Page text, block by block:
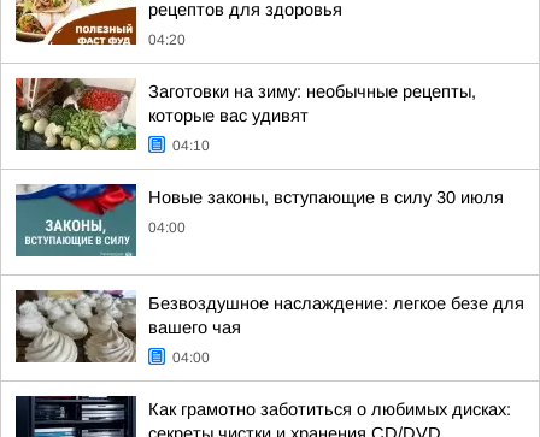
рецептов для здоровья
04:20
Заготовки на зиму: необычные рецепты,
которые вас удивят
04:10
Новые законы, вступающие в силу 30 июля
04:00
Безвоздушное наслаждение: легкое безе для
вашего чая
04:00
Как грамотно заботиться о любимых дисках: